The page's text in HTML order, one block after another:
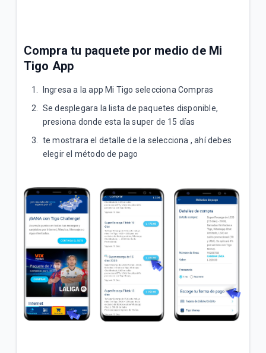
Compra tu paquete por medio de Mi
Tigo App
Ingresa a la app Mi Tigo selecciona Compras
Se desplegara la lista de paquetes disponible,
presiona donde esta la super de 15 días
te mostrara el detalle de la selecciona , ahí debes
elegir el método de pago